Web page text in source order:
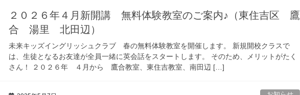
２０２６年４月新開講 無料体験教室のご案内♪（東住吉区 鷹
合 湯里 北田辺）
未来キッズイングリッシュクラブ 春の無料体験教室を開催します。 新規開校クラスで
は、生徒となるお友達が全員一緒に英会話をスタートします。 そのため、メリットがたく
さん！ ２０２６年 ４月から 鷹合教室、東住吉教室、南田辺 […]